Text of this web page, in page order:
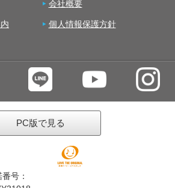
会社概要
個人情報保護方針
PC版で見る
号：